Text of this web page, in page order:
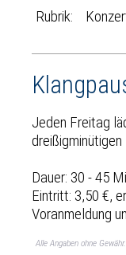
Rubrik:
Jeden Freitag
Dauer: 30 - 45
Eintritt: 3,50 €,
Voranmeldung
Alle Angaben ohne